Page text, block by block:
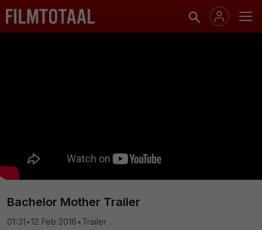
Bachelor Mother Trailer
01:31•12 Feb 2016•Trailer